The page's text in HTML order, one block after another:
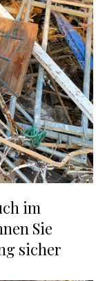
im
Sie
sicher